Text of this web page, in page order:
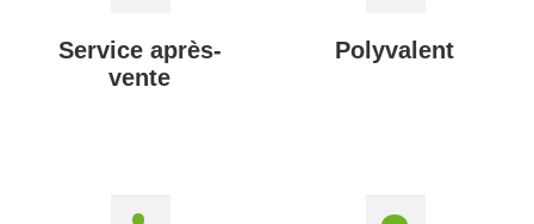
Service après-
vente
Polyvalent